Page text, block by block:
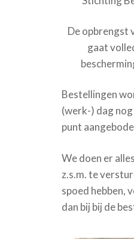
OVER ONS
De opbrengst
gaat
Bestellingen
(werk-) dag
punt
We doen er
z.s.m. te
spoed hebben,
dan bij bij de